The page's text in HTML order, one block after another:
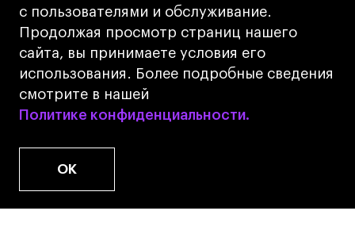
с пользователями и обслуживание.
Продолжая просмотр страниц нашего
сайта, вы принимаете условия его
использования. Более подробные сведения
смотрите в нашей
Политике конфиденциальности.
Политике конфиденциальности.
OK
© 2026 БВШД
Дизайн
Разработка